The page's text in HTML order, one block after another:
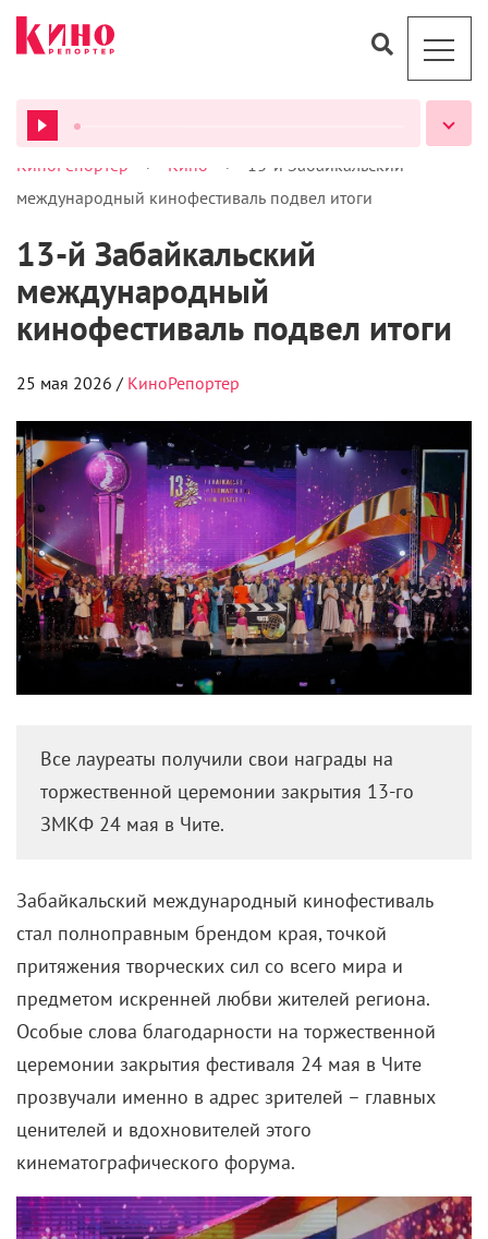
ВСЕ ПОДКАСТЫ
КиноРепортер > Кино >
13-й Забайкальский
международный кинофестиваль подвел итоги
13-й Забайкальский
международный
кинофестиваль подвел итоги
25 мая 2026 / КиноРепортер
Все лауреаты получили свои награды на
торжественной церемонии закрытия 13-го
ЗМКФ 24 мая в Чите.
Забайкальский международный кинофестиваль
стал полноправным брендом края, точкой
притяжения творческих сил со всего мира и
предметом искренней любви жителей региона.
Особые слова благодарности на торжественной
церемонии закрытия фестиваля 24 мая в Чите
прозвучали именно в адрес зрителей – главных
ценителей и вдохновителей этого
кинематографического форума.